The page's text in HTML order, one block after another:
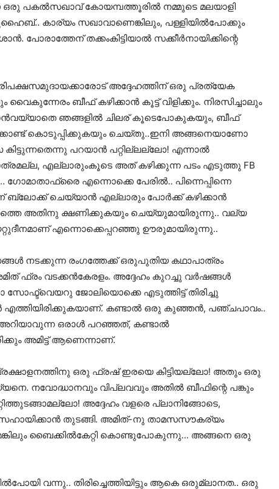
പകൽസഖാവ് കോയമ്പത്തൂരിൽ നമ്മുടെ മലയാളി
കാര്യം സഖാവാണെങ്കിലും, പള്ളിയിൽപോക്കും
പോരാത്തേന് തക്കംകിട്ടിയാൽ സക്കീർനായിക്കിന്റെ
അദ്ദേഹത്തിന് ഒരു പ്രത്യേക
ബീഫ് കഴിക്കാൻ കൂട്ട് വിളിക്കും. നിരസിച്ചാലും
ഞങ്ങളിൽ ചിലര് കൂടെപോകുകയും, ബീഫ്
കൊടുപ്പിക്കുകയും ചെയ്തു..ഇനി അങ്ങനെയാണോ
കിട്ടുന്നതെന്നു പറയാൻ പറ്റില്ലല്ലോ! എന്നാൽ
മാത്രമല്ല, എല്ലാരുംകൂടെ അത് കഴിക്കുന്ന പടം എടുത്തു FB
ഗോമാതാഫ്രൈ എന്നൊക്കെ പേരിൽ.. പിന്നെപ്പിന്നെ
ബ്ലോക്ക് ചെയ്യാൻ എല്ലാരും പോർക്ക് കഴിക്കാൻ
അതിനു ക്ഷണിക്കുകയും ചെയ്യുമായിരുന്നു.. വല്യ
എന്നൊക്കെപ്പറഞ്ഞു ഊരുമായിരുന്നു..
നടക്കുന്ന രംഗത്തേക്ക് ഒരുപുതിയ കഥാപാത്രം
ഫ്രം വടക്കൻകേരളം. അദ്ദേഹം കുറച്ചു വർഷങ്ങൾ
സോഫ്ട്‍വെയറു ജോലിയൊക്കെ എടുത്തിട്ട് തിരിച്ചു
എത്തിയിരിക്കുകയാണ്. കണ്ടാൽ ഒരു കുഞ്ഞൻ, പഞ്ചപാവം..
ഒരാൾ പറഞ്ഞത്, കണ്ടാൽ
അമിട്ട് ആണെന്നാണ്.
ഒരു ഫ്രഷ് ഇരയെ കിട്ടിയല്ലോ! അതും ഒരു
നവോദ്ധാനവും വിപ്ലവവും അതിൽ ബീഫിന്റെ പങ്കും
അദ്ദേഹം വളരെ പ്ലാനിങ്ങോടെ,
തുടങ്ങി. അമിത്-നു താമസസൗകര്യം
ബൈക്കിൽകേറ്റി കൊണ്ടുപോകുന്നു… അങ്ങനെ ഒരു
വന്നു.. തിരിച്ചെത്തിയിട്ടും ആകെ ഒരുമ്ലാനത.. ഒരു